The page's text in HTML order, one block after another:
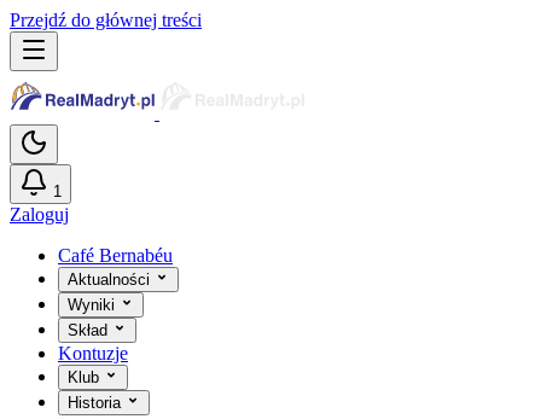
Przejdź do głównej treści
1
Zaloguj
Café Bernabéu
Aktualności
Wyniki
Skład
Kontuzje
Klub
Historia